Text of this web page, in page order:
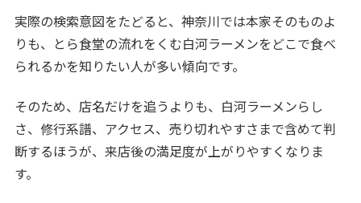
実際の検索意図をたどると、神奈川では本家そのものよ
りも、とら食堂の流れをくむ白河ラーメンをどこで食べ
られるかを知りたい人が多い傾向です。
そのため、店名だけを追うよりも、白河ラーメンらし
さ、修行系譜、アクセス、売り切れやすさまで含めて判
断するほうが、来店後の満足度が上がりやすくなりま
す。